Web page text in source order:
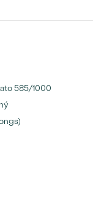
585/1000